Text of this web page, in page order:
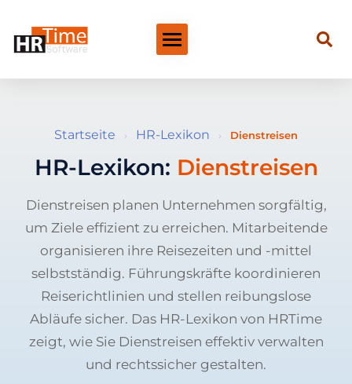
Startseite › HR-Lexikon › Dienstreisen
HR-Lexikon: Dienstreisen
Dienstreisen planen Unternehmen sorgfältig,
um Ziele effizient zu erreichen. Mitarbeitende
organisieren ihre Reisezeiten und -mittel
selbstständig. Führungskräfte koordinieren
Reiserichtlinien und stellen reibungslose
Abläufe sicher. Das HR-Lexikon von HRTime
zeigt, wie Sie Dienstreisen effektiv verwalten
und rechtssicher gestalten.